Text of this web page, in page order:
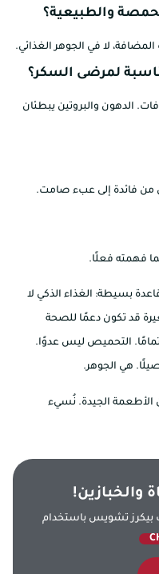
لا في الجوهر الغذائي.
الدهون والبروتين يبطئان
فائدة إلى عبء صامت.
فهمته فعلًا.
بسيطة: الغذاء الذكي لا
قد تكون دعمًا للصحة
التحميص ليس عدوًا.
هي الجوهر.
الجيدة. نُسيء
بيكرز تشويس باستخدام